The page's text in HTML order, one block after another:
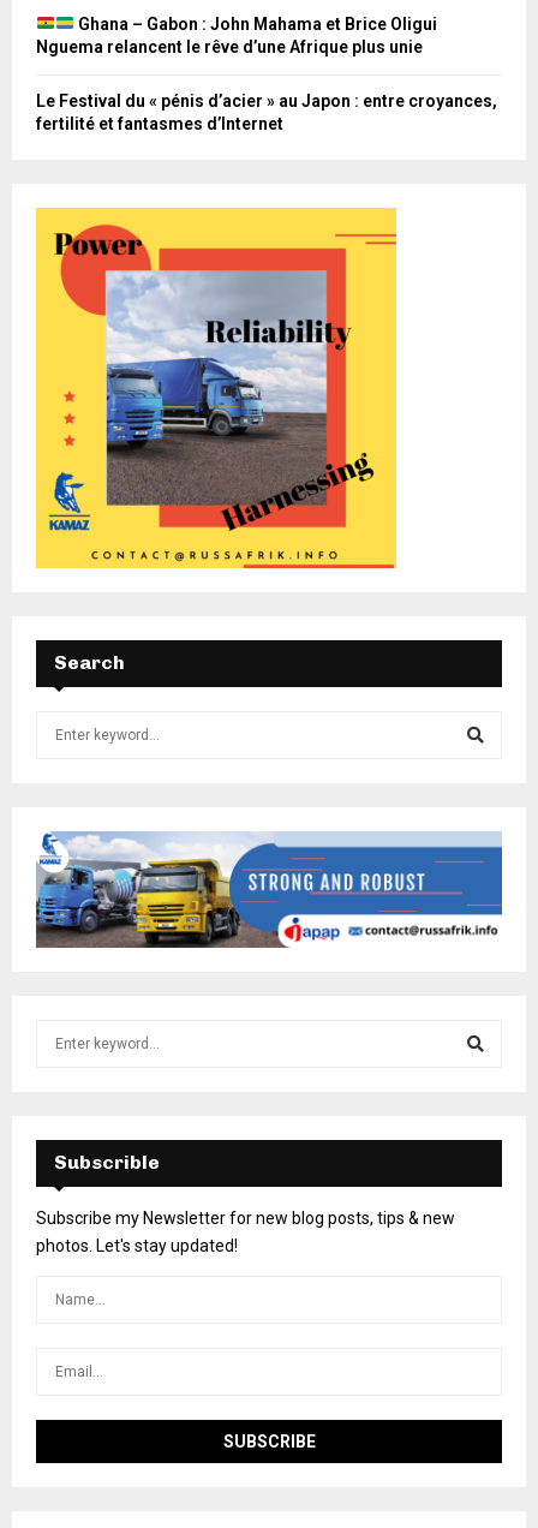
Ghana – Gabon : John Mahama et Brice Oligui
Nguema relancent le rêve d’une Afrique plus unie
Le Festival du « pénis d’acier » au Japon : entre croyances,
fertilité et fantasmes d’Internet
Search
Subscrible
Subscribe my Newsletter for new blog posts, tips & new
photos. Let's stay updated!